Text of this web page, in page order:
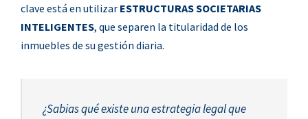
clave está en utilizar ESTRUCTURAS SOCIETARIAS
INTELIGENTES, que separen la titularidad de los
inmuebles de su gestión diaria.
¿Sabias qué existe una estrategia legal que